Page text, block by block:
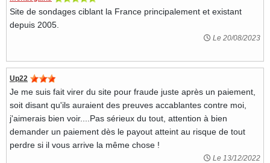
Site de sondages ciblant la France principalement et existant
depuis 2005.
Le 20/08/2023
Up22
Je me suis fait virer du site pour fraude juste après un paiement,
soit disant qu'ils auraient des preuves accablantes contre moi,
j'aimerais bien voir....Pas sérieux du tout, attention à bien
demander un paiement dès le payout atteint au risque de tout
perdre si il vous arrive la même chose !
Le 13/12/2022